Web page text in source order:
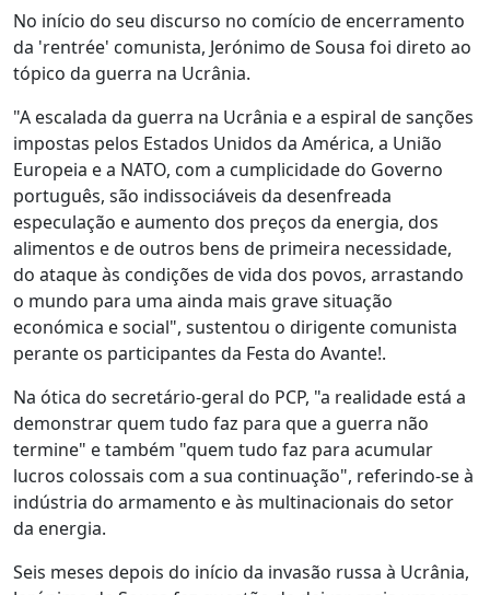
No início do seu discurso no comício de encerramento
da 'rentrée' comunista, Jerónimo de Sousa foi direto ao
tópico da guerra na Ucrânia.
"A escalada da guerra na Ucrânia e a espiral de sanções
impostas pelos Estados Unidos da América, a União
Europeia e a NATO, com a cumplicidade do Governo
português, são indissociáveis da desenfreada
especulação e aumento dos preços da energia, dos
alimentos e de outros bens de primeira necessidade,
do ataque às condições de vida dos povos, arrastando
o mundo para uma ainda mais grave situação
económica e social", sustentou o dirigente comunista
perante os participantes da Festa do Avante!.
Na ótica do secretário-geral do PCP, "a realidade está a
demonstrar quem tudo faz para que a guerra não
termine" e também "quem tudo faz para acumular
lucros colossais com a sua continuação", referindo-se à
indústria do armamento e às multinacionais do setor
da energia.
Seis meses depois do início da invasão russa à Ucrânia,